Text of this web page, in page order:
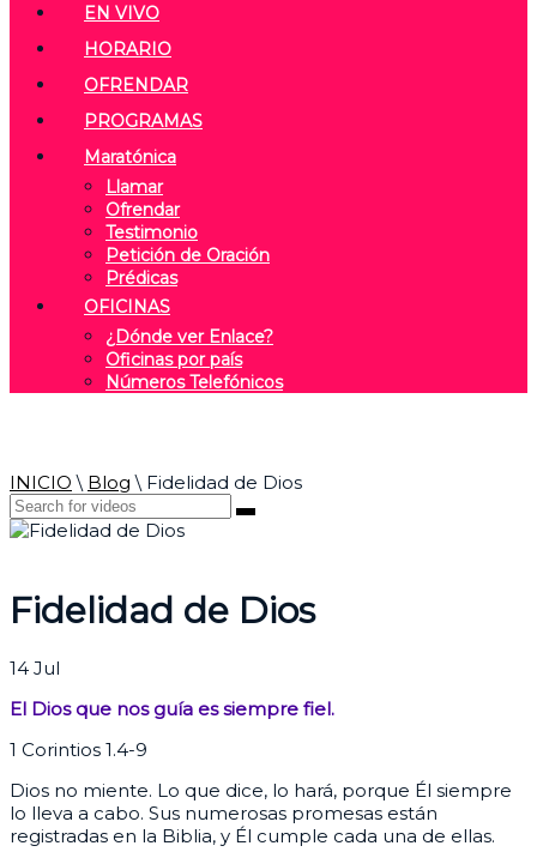
EN VIVO
HORARIO
OFRENDAR
PROGRAMAS
Maratónica
Llamar
Ofrendar
Testimonio
Petición de Oración
Prédicas
OFICINAS
¿Dónde ver Enlace?
Oficinas por país
Números Telefónicos
INICIO \ Blog \ Fidelidad de Dios
Fidelidad de Dios
14 Jul
El Dios que nos guía es siempre fiel.
1 Corintios 1.4-9
Dios no miente. Lo que dice, lo hará, porque Él siempre
lo lleva a cabo. Sus numerosas promesas están
registradas en la Biblia, y Él cumple cada una de ellas.